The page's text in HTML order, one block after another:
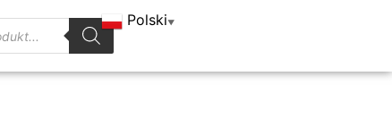
Polski▼